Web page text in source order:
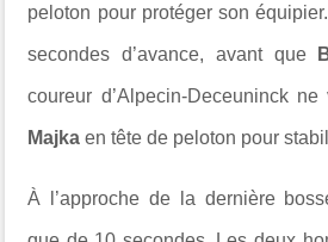
peloton pour protéger son
secondes d’avance, avant que
coureur d’Alpecin-Deceuninck
Majka en tête de peloton pour
À l’approche de la dernière